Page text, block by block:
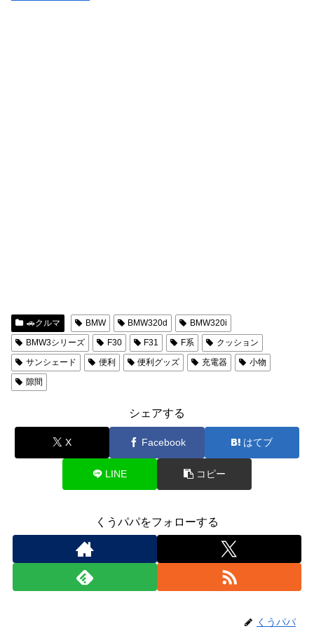
🚗クルマ BMW BMW320d
BMW320i
BMW3シリーズ
F30 F31 F系
クッション
サンシェード
便利 便利グッズ 充電器
小物
隙間
シェアする
X Facebook はてブ
LINE コピー
くうパパをフォローする
くうパパ